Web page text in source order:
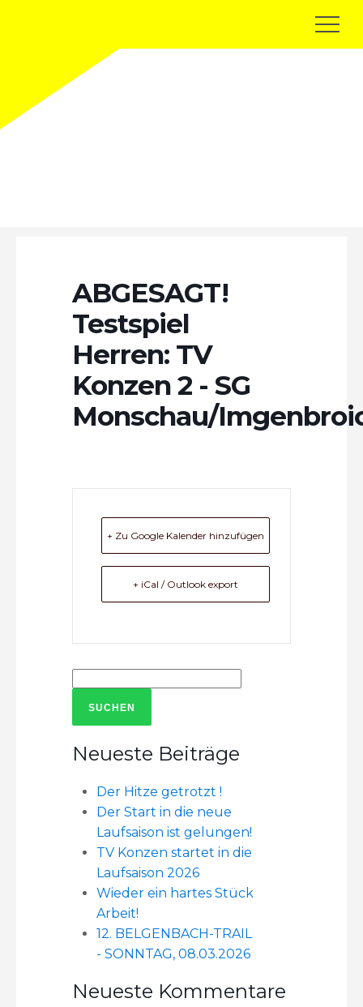
ABGESAGT!
Testspiel
Herren: TV
Konzen 2 - SG
Monschau/
+ Zu Google Kalender hinzufügen
+ iCal / Outlook export
Neueste Beiträge
Der Hitze getrotzt !
Der Start in die neue
Laufsaison ist gelungen!
TV Konzen startet in die
Laufsaison 2026
Wieder ein hartes Stück
Arbeit!
12. BELGENBACH-TRAIL
- SONNTAG, 08.03.2026
Neueste Kommentare